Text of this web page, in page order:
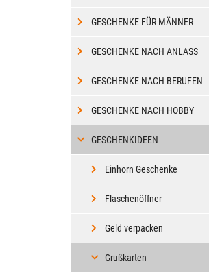
GESCHENKE FÜR MÄNNER
GESCHENKE NACH ANLASS
GESCHENKE NACH BERUFEN
GESCHENKE NACH HOBBY
GESCHENKIDEEN
Einhorn Geschenke
Flaschenöffner
Geld verpacken
Grußkarten